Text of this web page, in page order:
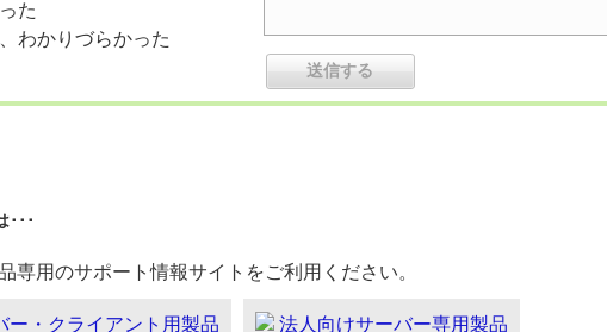
た
わかりづらかった
･･･
専用のサポート情報サイトをご利用ください。
ー・クライアント用製品 法人向けサーバー専用製品